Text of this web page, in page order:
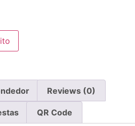
Reviews (0)
QR Code